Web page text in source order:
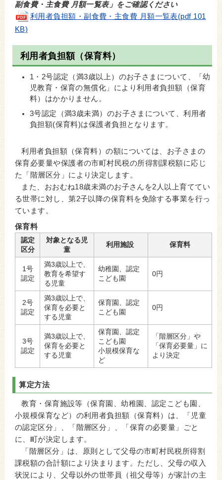
副食費・主食費 月額一覧表」をご確認ください
利用者負担額・副食費・主食費 月額一覧表(pdf 101
KB)
利用者負担額（保育料）
1・2号認定（満3歳以上）のお子さまについて、
「幼
児教育・保育の無償化」により利用者負担額（保育
料）はかかりません。
3号認定（満3歳未満）のお子さまについて、利用者
負担額(保育料)は保護者負担となります。
利用者負担額（保育料）の額については、お子さまの
保育必要量や保護者の市町村民税の所得割課税額に応じ
た「階層区分」により決定します。
また、おおむね18歳未満のお子さんを2人以上育ててい
る世帯に対し、第2子以降の保育料を免除する事業を行っ
ています。
保育料
認定
区分
対象となる児
童
利用施設 保育料
1号
認定
満3歳以上で、
教育を希望す
る児童
幼稚園、認定
こども園
0円
2号
認定
満3歳以上で、
保育を必要と
する児童
保育園、認定
こども園
0円
3号
認定
満3歳以上で、
保育を必要と
する児童
保育園、認定
こども園
小規模保育な
ど
「階層区分」や
「保育必要量」に
より決定
算定方法
教育・保育施設等（保育園、幼稚園、認定こども園、
小規模保育など）の利用者負担額（保育料）は、
「児童
の認定区分」、「階層区分」、「保育の必要量」
ごと
に、町が決定します。
「階層区分」は、原則として父母の市町村民税所得割
課税額の合計額により決まります。ただし、父母の収入
状況により、父母以外の世帯員（祖父母等）が家計の主